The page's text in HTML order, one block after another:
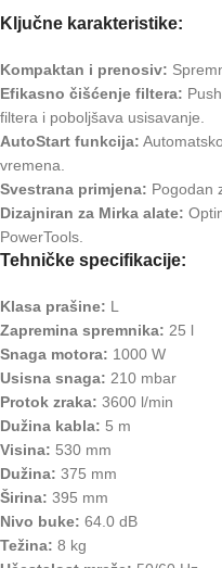
Ključne karakteristike:
Kompaktan i prenosiv:
Efikasno čišćenje filtera:
filtera i poboljšava usisavanje.
AutoStart funkcija:
vremena.
Svestrana primjena: Pogodan
Dizajniran za Mirka alate:
PowerTools.
Tehničke specifikacije:
Klasa prašine: L
Zapremina spremnika: 25 l
Snaga motora: 1000 W
Usisna snaga: 210 mbar
Protok zraka: 3600 l/min
Dužina kabla: 5 m
Visina: 530 mm
Dužina: 375 mm
Širina: 395 mm
Nivo buke: 64.0 dB
Težina: 8 kg